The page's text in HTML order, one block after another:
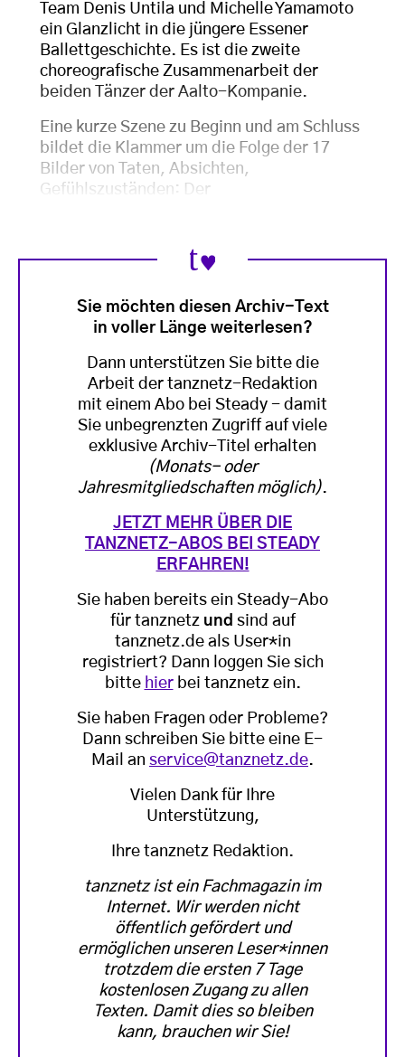
Team Denis Untila und Michelle Yamamoto
ein Glanzlicht in die jüngere Essener
Ballettgeschichte. Es ist die zweite
choreografische Zusammenarbeit der
beiden Tänzer der Aalto-Kompanie.
Eine kurze Szene zu Beginn und am Schluss
bildet die Klammer um die Folge der 17
Bilder von Taten, Absichten,
Gefühlszuständen: Der
Sie möchten diesen Archiv-Text
in voller Länge weiterlesen?
Dann unterstützen Sie bitte die
Arbeit der tanznetz-Redaktion
mit einem Abo bei Steady - damit
Sie unbegrenzten Zugriff auf viele
exklusive Archiv-Titel erhalten
(Monats- oder
Jahresmitgliedschaften möglich).
JETZT MEHR ÜBER DIE
TANZNETZ-ABOS BEI STEADY
ERFAHREN!
Sie haben bereits ein Steady-Abo
für tanznetz und sind auf
tanznetz.de als User*in
registriert? Dann loggen Sie sich
bitte hierbei tanznetz ein.
Sie haben Fragen oder Probleme?
Dann schreiben Sie bitte eine E-
Mail an service@tanznetz.de.
Vielen Dank für Ihre
Unterstützung,
Ihre tanznetz Redaktion.
tanznetz ist ein Fachmagazin im
Internet. Wir werden nicht
öffentlich gefördert und
ermöglichen unseren Leser*innen
trotzdem die ersten 7 Tage
kostenlosen Zugang zu allen
Texten. Damit dies so bleiben
kann, brauchen wir Sie!